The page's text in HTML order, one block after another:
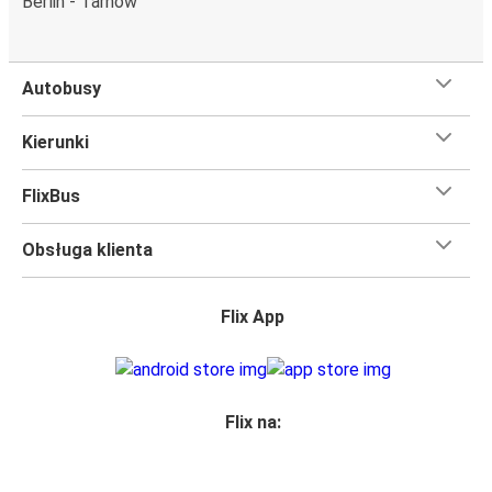
trasie Tarnów - Katowice
Podróż na trasie Tarnów - Katowice na pokładzie FlixBusa
oznacza wygodną podróż w wielkim stylu, z
jedną sztuka bagażu
podręcznego i jedną sztukę bagażu głównego
martwić, że nie wystarczy Ci miejsca w bagażu.
miejsce siedzącew naszych autobusachale jeśli chcesz
zakupu biletu. Do wyboru maszmiejsce klasyczne,
Autobusy
Kierunki
FlixBus
Obsługa klienta
Flix App
Flix na: